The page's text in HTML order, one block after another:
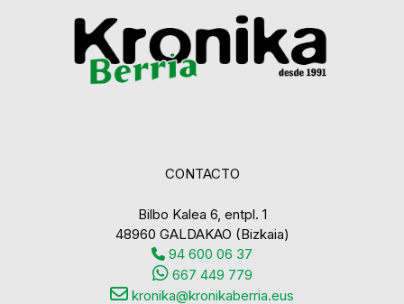
CONTACTO
Bilbo Kalea 6, entpl. 1
48960 GALDAKAO (Bizkaia)
94 600 06 37
667 449 779
kronika@kronikaberria.eus